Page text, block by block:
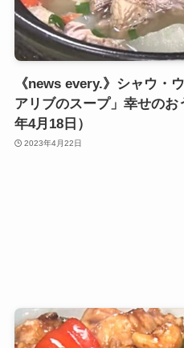
《news every.》シャウ・
アリブのスープ」幸せの
年4月18日）
2023年4月22日